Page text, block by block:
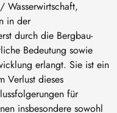
Wasserwirtschaft,
in der
durch die Bergbau-
Bedeutung sowie
erlangt. Sie ist ein
Verlust dieses
für
insbesondere sowohl